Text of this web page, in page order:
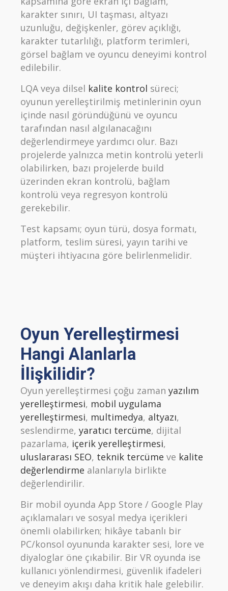
karakter sınırı, UI taşması, altyazı
uzunluğu, değişkenler, görev açıklığı,
karakter tutarlılığı, platform terimleri,
görsel bağlam ve oyuncu deneyimi kontrol
edilebilir.
LQA veya dilsel kalite kontrol süreci;
oyunun yerelleştirilmiş metinlerinin oyun
içinde nasıl göründüğünü ve oyuncu
tarafından nasıl algılanacağını
değerlendirmeye yardımcı olur. Bazı
projelerde yalnızca metin kontrolü yeterli
olabilirken, bazı projelerde build
üzerinden ekran kontrolü, bağlam
kontrolü veya regresyon kontrolü
gerekebilir.
Test kapsamı; oyun türü, dosya formatı,
platform, teslim süresi, yayın tarihi ve
müşteri ihtiyacına göre belirlenmelidir.
Oyun Yerelleştirmesi
Hangi Alanlarla
İlişkilidir?
Oyun yerelleştirmesi çoğu zaman yazılım
yerelleştirmesi, mobil uygulama
yerelleştirmesi, multimedya, altyazı,
seslendirme, yaratıcı tercüme, dijital
pazarlama, içerik yerelleştirmesi,
uluslararası SEO, teknik tercüme ve kalite
değerlendirme alanlarıyla birlikte
değerlendirilir.
Bir mobil oyunda App Store / Google Play
açıklamaları ve sosyal medya içerikleri
önemli olabilirken; hikâye tabanlı bir
PC/konsol oyununda karakter sesi, lore ve
diyaloglar öne çıkabilir. Bir VR oyunda ise
kullanıcı yönlendirmesi, güvenlik ifadeleri
ve deneyim akışı daha kritik hale gelebilir.